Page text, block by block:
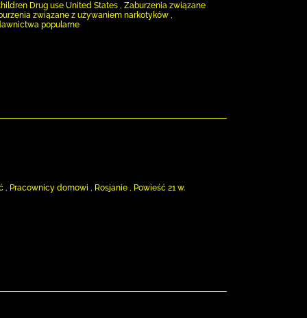
Drug use United States , Zaburzenia związane
związane z używaniem narkotyków ,
popularne
Pracownicy domowi , Rosjanie , Powieść 21 w.